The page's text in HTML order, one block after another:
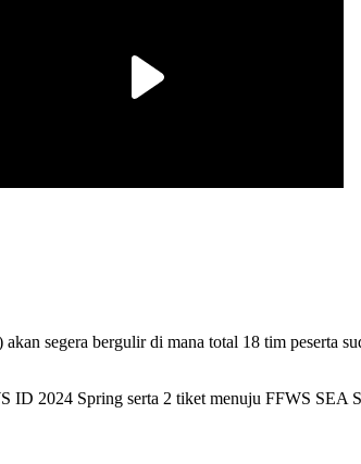
segera bergulir di mana total 18 tim peserta
ID 2024 Spring serta 2 tiket menuju FFWS